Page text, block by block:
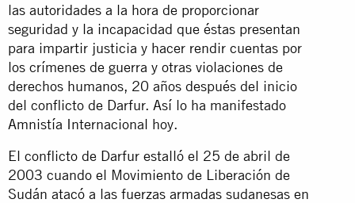
las autoridades a la hora de proporcionar
seguridad y la incapacidad que éstas presentan
para impartir justicia y hacer rendir cuentas por
los crímenes de guerra y otras violaciones de
derechos humanos, 20 años después del inicio
del conflicto de Darfur. Así lo ha manifestado
Amnistía Internacional hoy.
El conflicto de Darfur estalló el 25 de abril de
2003 cuando el Movimiento de Liberación de
Sudán atacó a las fuerzas armadas sudanesas en